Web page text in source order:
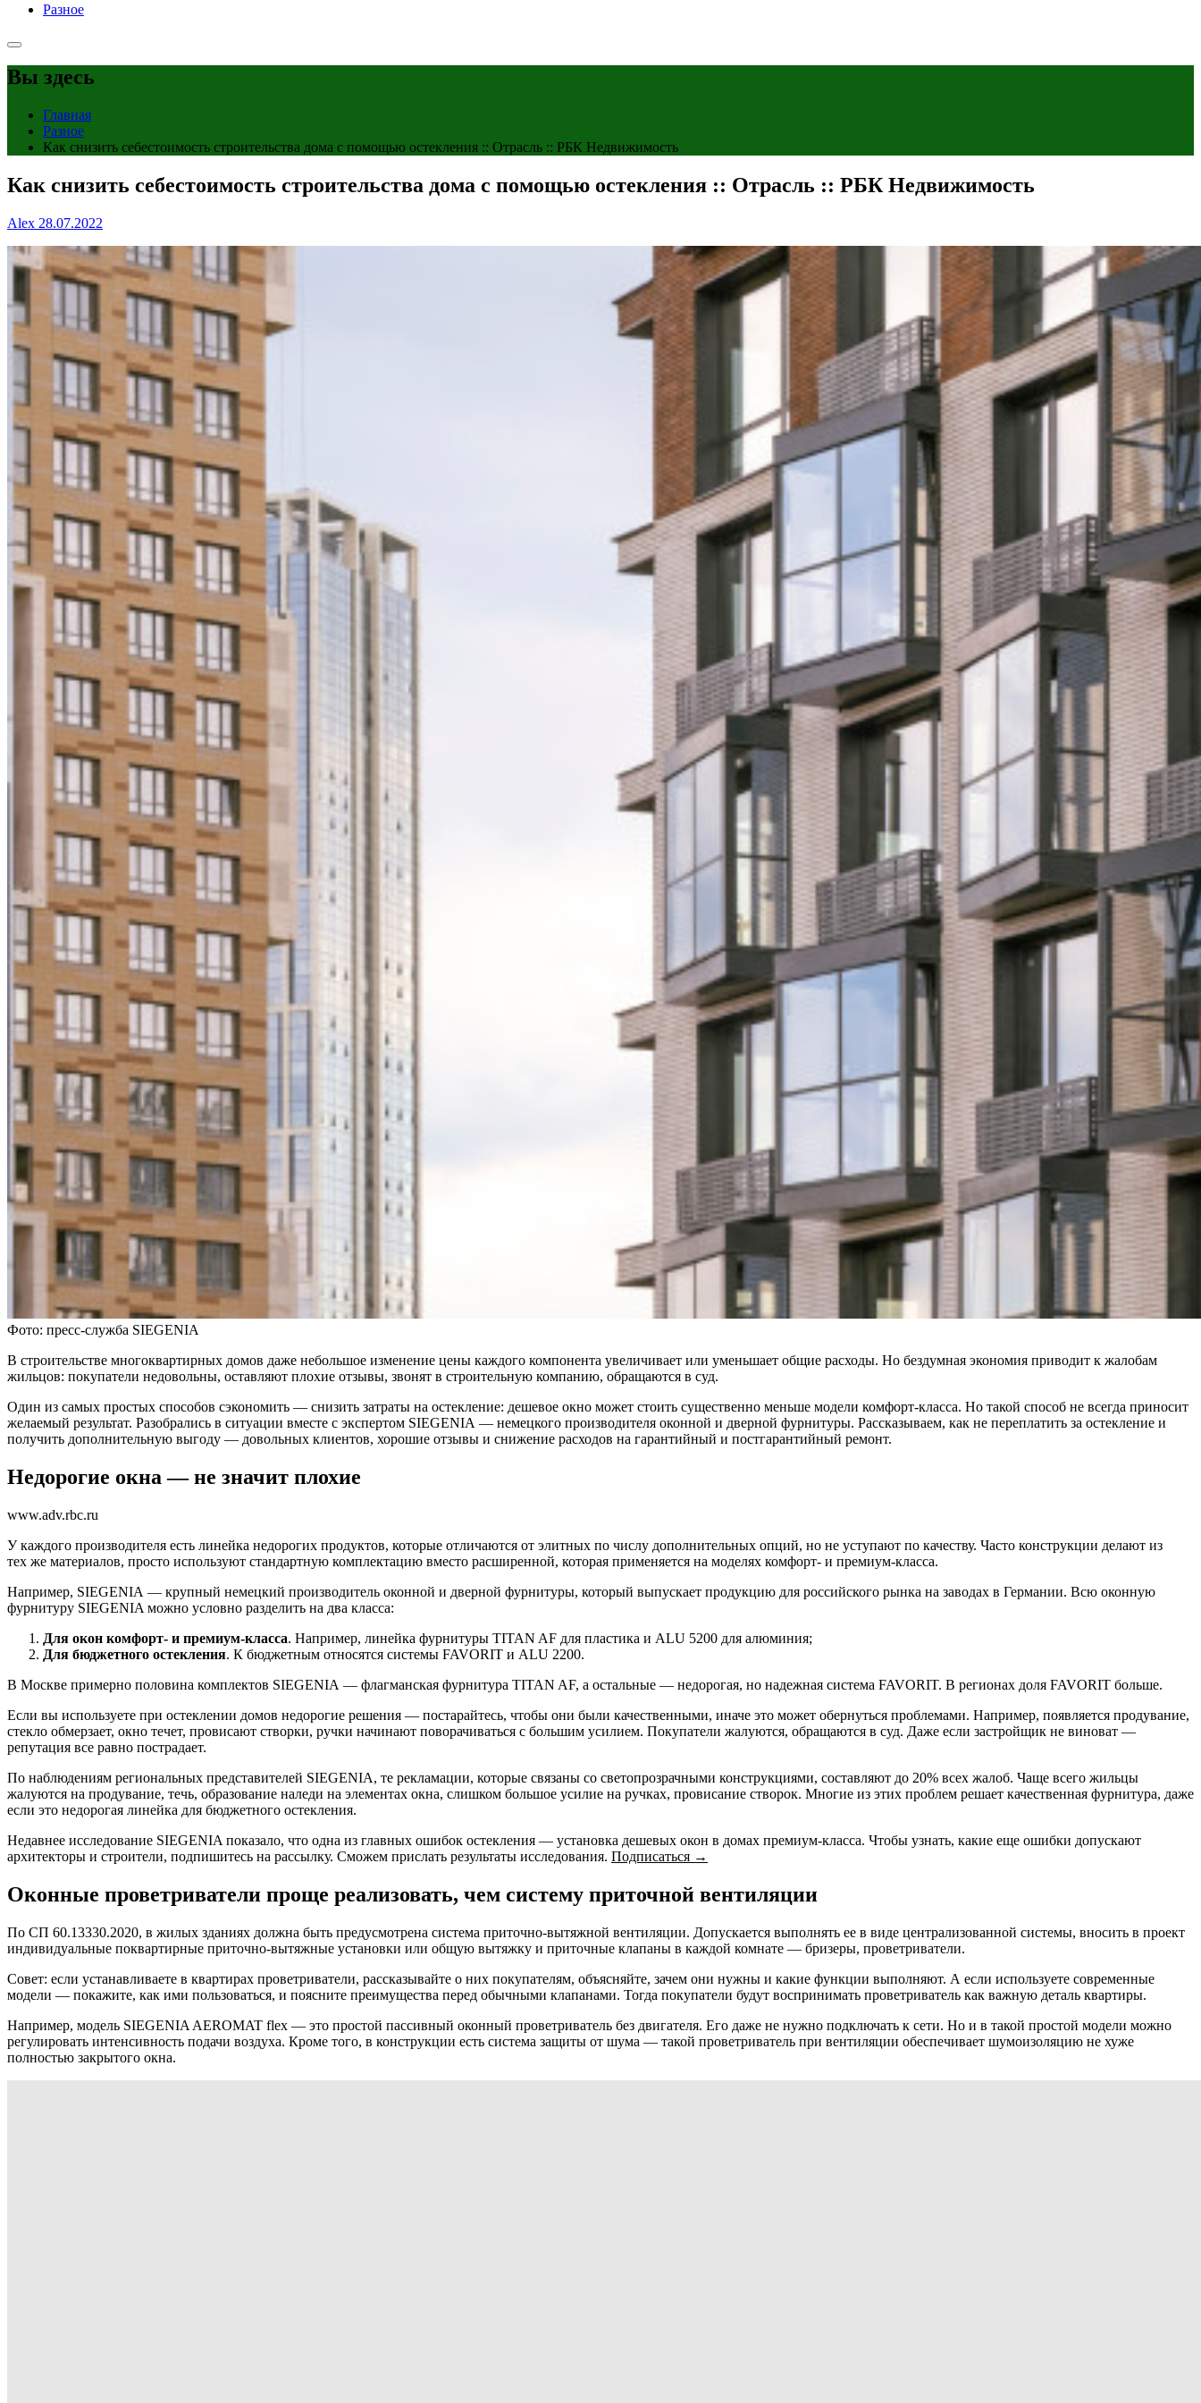
Разное
Вы здесь
Главная
Разное
Как снизить себестоимость строительства дома с помощью остекления :: Отрасль :: РБК Недвижимость
Как снизить себестоимость строительства дома с помощью остекления :: Отрасль :: РБК Недвижимость
Alex 28.07.2022
Фото: пресс-служба SIEGENIA
В строительстве многоквартирных домов даже небольшое изменение цены каждого компонента увеличивает или уменьшает общие расходы. Но бездумная экономия приводит к жалобам
жильцов: покупатели недовольны, оставляют плохие отзывы, звонят в строительную компанию, обращаются в суд.
Один из самых простых способов сэкономить — снизить затраты на остекление: дешевое окно может стоить существенно меньше модели комфорт-класса. Но такой способ не всегда приносит
желаемый результат. Разобрались в ситуации вместе с экспертом SIEGENIA — немецкого производителя оконной и дверной фурнитуры. Рассказываем, как не переплатить за остекление и
получить дополнительную выгоду — довольных клиентов, хорошие отзывы и снижение расходов на гарантийный и постгарантийный ремонт.
Недорогие окна — не значит плохие
www.adv.rbc.ru
У каждого производителя есть линейка недорогих продуктов, которые отличаются от элитных по числу дополнительных опций, но не уступают по качеству. Часто конструкции делают из
тех же материалов, просто используют стандартную комплектацию вместо расширенной, которая применяется на моделях комфорт- и премиум-класса.
Например, SIEGENIA — крупный немецкий производитель оконной и дверной фурнитуры, который выпускает продукцию для российского рынка на заводах в Германии. Всю оконную
фурнитуру SIEGENIA можно условно разделить на два класса:
Для окон комфорт- и премиум-класса. Например, линейка фурнитуры TITAN AF для пластика и ALU 5200 для алюминия;
Для бюджетного остекления. К бюджетным относятся системы FAVORIT и ALU 2200.
В Москве примерно половина комплектов SIEGENIA — флагманская фурнитура TITAN AF, а остальные — недорогая, но надежная система FAVORIT. В регионах доля FAVORIT больше.
Если вы используете при остеклении домов недорогие решения — постарайтесь, чтобы они были качественными, иначе это может обернуться проблемами. Например, появляется продувание,
стекло обмерзает, окно течет, провисают створки, ручки начинают поворачиваться с большим усилием. Покупатели жалуются, обращаются в суд. Даже если застройщик не виноват —
репутация все равно пострадает.
По наблюдениям региональных представителей SIEGENIA, те рекламации, которые связаны со светопрозрачными конструкциями, составляют до 20% всех жалоб. Чаще всего жильцы
жалуются на продувание, течь, образование наледи на элементах окна, слишком большое усилие на ручках, провисание створок. Многие из этих проблем решает качественная фурнитура, даже
если это недорогая линейка для бюджетного остекления.
Недавнее исследование SIEGENIA показало, что одна из главных ошибок остекления — установка дешевых окон в домах премиум-класса. Чтобы узнать, какие еще ошибки допускают
архитекторы и строители, подпишитесь на рассылку. Сможем прислать результаты исследования. Подписаться →
Оконные проветриватели проще реализовать, чем систему приточной вентиляции
По СП 60.13330.2020, в жилых зданиях должна быть предусмотрена система приточно-вытяжной вентиляции. Допускается выполнять ее в виде централизованной системы, вносить в проект
индивидуальные поквартирные приточно-вытяжные установки или общую вытяжку и приточные клапаны в каждой комнате — бризеры, проветриватели.
Совет: если устанавливаете в квартирах проветриватели, рассказывайте о них покупателям, объясняйте, зачем они нужны и какие функции выполняют. А если используете современные
модели — покажите, как ими пользоваться, и поясните преимущества перед обычными клапанами. Тогда покупатели будут воспринимать проветриватель как важную деталь квартиры.
Например, модель SIEGENIA AEROMAT flex — это простой пассивный оконный проветриватель без двигателя. Его даже не нужно подключать к сети. Но и в такой простой модели можно
регулировать интенсивность подачи воздуха. Кроме того, в конструкции есть система защиты от шума — такой проветриватель при вентиляции обеспечивает шумоизоляцию не хуже
полностью закрытого окна.